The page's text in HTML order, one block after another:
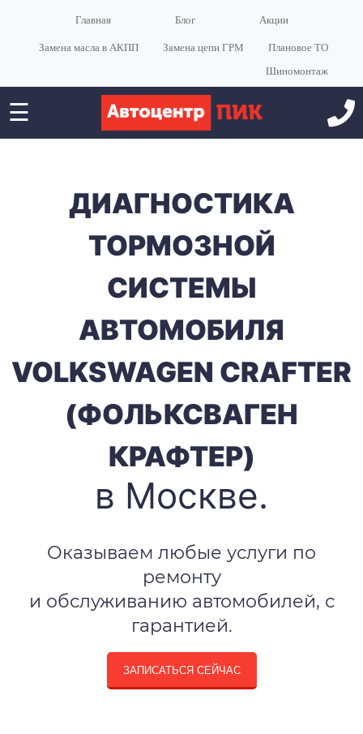
Главная Блог Акции
Замена масла в АКПП Замена цепи ГРМ
Плановое ТО
Шиномонтаж
☰
ДИАГНОСТИКА
ТОРМОЗНОЙ
СИСТЕМЫ
АВТОМОБИЛЯ
VOLKSWAGEN CRAFTER
(ФОЛЬКСВАГЕН
КРАФТЕР)
в Москве.
Оказываем любые услуги по
ремонту
и обслуживанию автомобилей, с
гарантией.
ЗАПИСАТЬСЯ СЕЙЧАС